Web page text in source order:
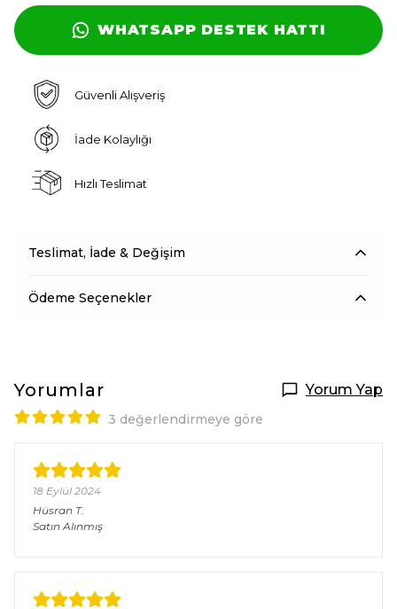
WHATSAPP DESTEK HATTI
Güvenli Alışveriş
İade Kolaylığı
Hızlı Teslimat
Teslimat, İade & Değişim
Ödeme Seçenekler
Yorumlar Yorum Yap
3 değerlendirmeye göre
18 Eylül 2024
Hüsran T.
Satın Alınmış